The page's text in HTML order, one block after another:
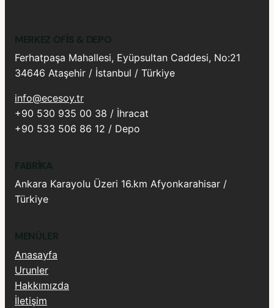
MERKEZ OFIS & DEPO
Ferhatpaşa Mahallesi, Eyüpsultan Caddesi, No:21
34646 Ataşehir / İstanbul / Türkiye
info@ecesoy.tr
+90 530 935 00 38 / İhracat
+90 533 506 86 12 / Depo
FABRIKA
Ankara Karayolu Üzeri 16.km Afyonkarahisar /
Türkiye
MENÜLER
Anasayfa
Urunler
Hakkımızda
İletişim